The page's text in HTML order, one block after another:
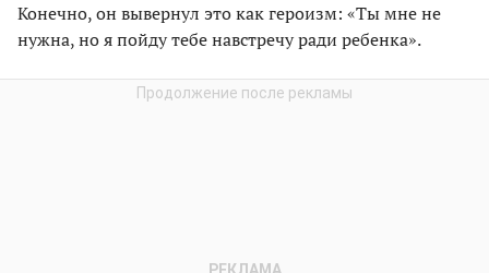
Конечно, он вывернул это как героизм: «Ты мне не
нужна, но я пойду тебе навстречу ради ребенка».